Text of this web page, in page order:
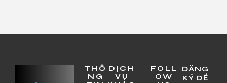
THÔ
NG
DỊCH
VỤ
FOLL
OW
ĐĂNG
KÝ ĐỂ